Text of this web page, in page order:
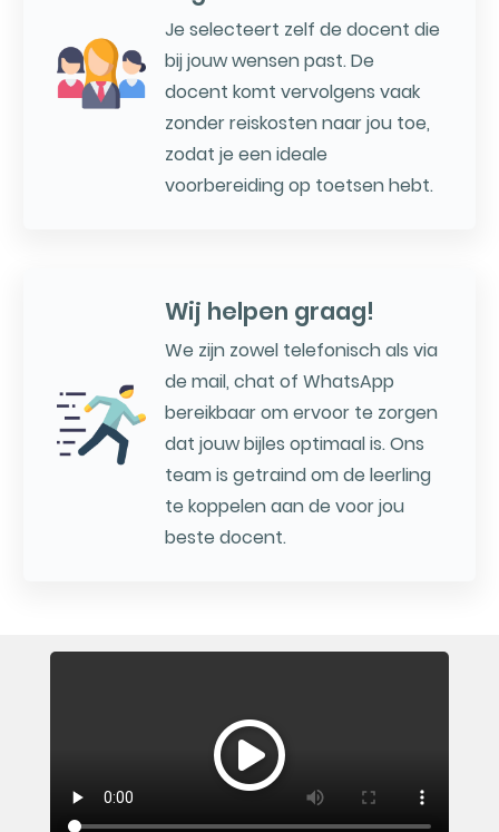
Je selecteert zelf de docent die
bij jouw wensen past. De
docent komt vervolgens vaak
zonder reiskosten naar jou toe,
zodat je een ideale
voorbereiding op toetsen hebt.
Wij helpen graag!
We zijn zowel telefonisch als via
de mail, chat of WhatsApp
bereikbaar om ervoor te zorgen
dat jouw bijles optimaal is. Ons
team is getraind om de leerling
te koppelen aan de voor jou
beste docent.